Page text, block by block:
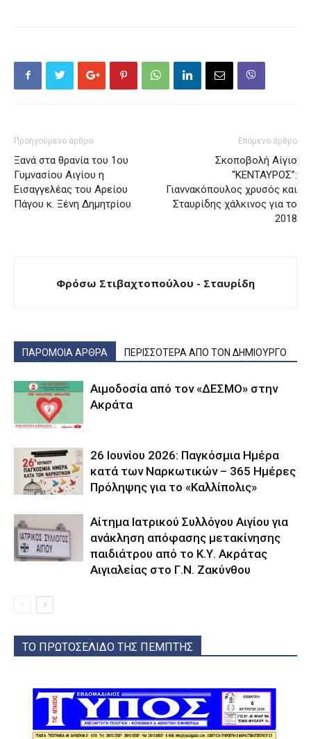
Προηγούμενο άρθρο
Ξανά στα θρανία του 1ου
Γυμνασίου Αιγίου η
Εισαγγελέας του Αρείου
Πάγου κ. Ξένη Δημητρίου
Επόμενο άρθρο
Σκοποβολή Αίγιο
“ΚΕΝΤΑΥΡΟΣ”:
Γιαννακόπουλος χρυσός και
Σταυρίδης χάλκινος για το
2018
Φρόσω Στιβαχτοπούλου - Σταυρίδη
ΠΑΡΟΜΟΙΑ ΑΡΘΡΑ ΠΕΡΙΣΣΟΤΕΡΑ ΑΠΟ ΤΟΝ ΔΗΜΙΟΥΡΓΟ
Αιμοδοσία από τον «ΔΕΣΜΟ» στην
Ακράτα
26 Ιουνίου 2026: Παγκόσμια Ημέρα
κατά των Ναρκωτικών – 365 Ημέρες
Πρόληψης για το «Καλλίπολις»
Αίτημα Ιατρικού Συλλόγου Αιγίου για
ανάκληση απόφασης μετακίνησης
παιδιάτρου από το Κ.Υ. Ακράτας
Αιγιαλείας στο Γ.Ν. Ζακύνθου
ΤΟ ΠΡΩΤΟΣΕΛΙΔΟ ΤΗΣ ΠΕΜΠΤΗΣ